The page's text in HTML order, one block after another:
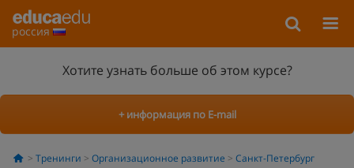
россия
Хотите узнать больше об этом курсе?
+ информация по E-mail
Тренинги Организационное развитие Санкт-Петербург